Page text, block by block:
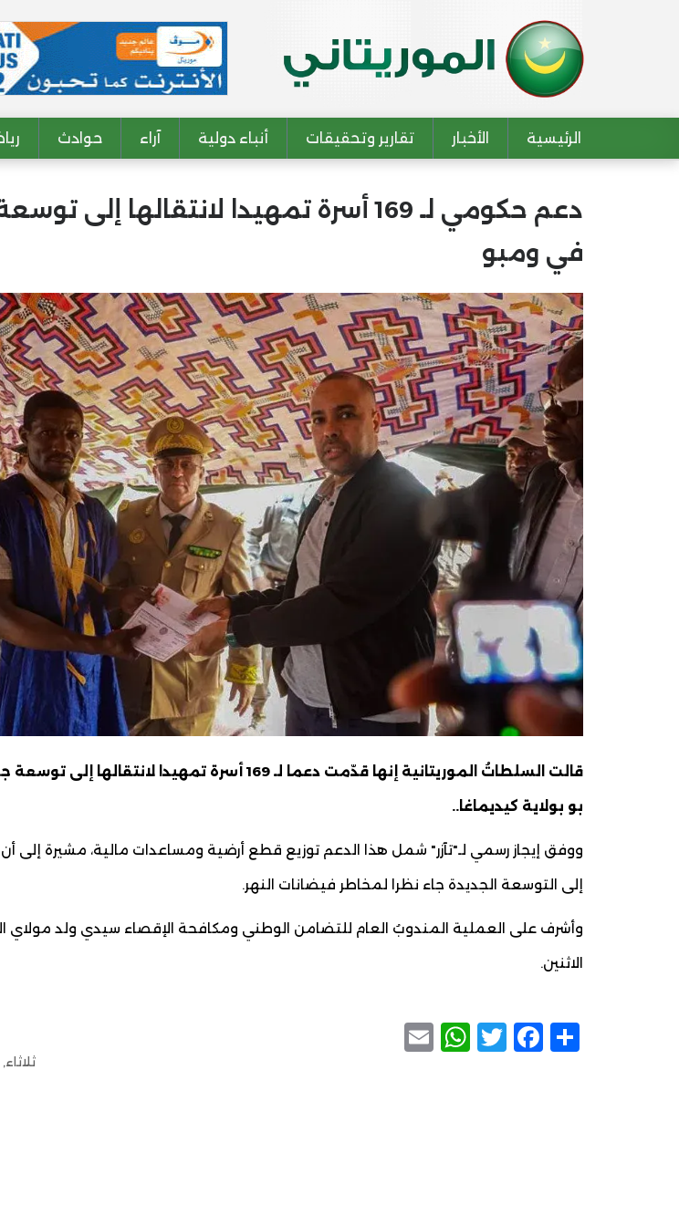
Main navigation
الرئيسية الأخبار تقارير وتحقيقات أنباء دولية آراء حوادث
دعم حكومي لـ 169 أسرة تمهيدا لانتقالها إلى
في ومبو
قالت السلطاتُ الموريتانية إنها قدّمت دعما لـ 169 أسرة تمهيدا
بو بولاية كيديماغا..
ووفق إيجاز رسمي لـ"تآزر" شمل هذا الدعم توزيع قطع أرضية ومساعدات مالية، مشيرة إلى أن
إلى التوسعة الجديدة جاء نظرا لمخاطر فيضانات النهر.
وأشرف على العملية المندوبُ العام للتضامن الوطني ومكافحة الإقصاء سيدي ولد مولاي
الاثنين.
Share
Facebook
Twitter
WhatsApp
ثلاثاء, 2026/06/02 - 11:19